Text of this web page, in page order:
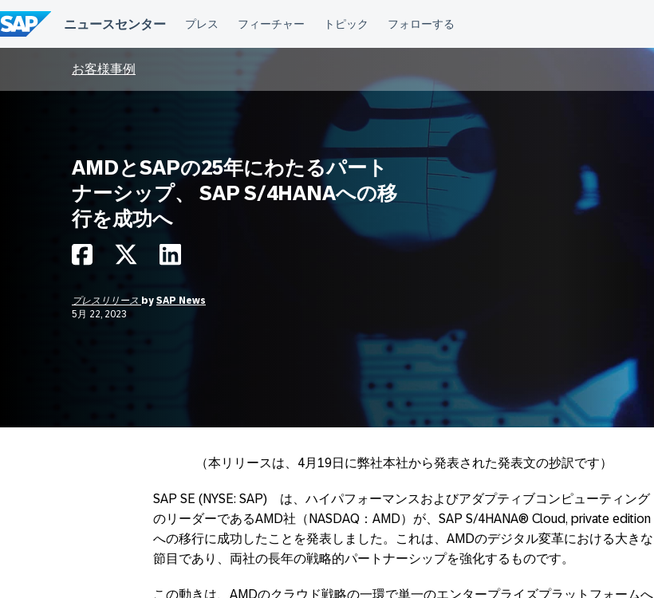
ン
テ
ン
お客様事例
AMDとSAPの25年にわたるパート
ナーシップ、 SAP S/4HANAへの移
行を成功へ
プレスリリース by SAP News
5月 22, 2023
（本リリースは、4月19日に弊社本社から発表された発表文の抄訳です）
SAP SE (NYSE: SAP) は、ハイパフォーマンスおよびアダプティブコンピューティング
のリーダーであるAMD社（NASDAQ：AMD）が、SAP S/4HANA® Cloud, private edition
への移行に成功したことを発表しました。これは、AMDのデジタル変革における大きな
節目であり、両社の長年の戦略的パートナーシップを強化するものです。
この動きは、AMDのクラウド戦略の一環で単一のエンタープライズプラットフォームへ